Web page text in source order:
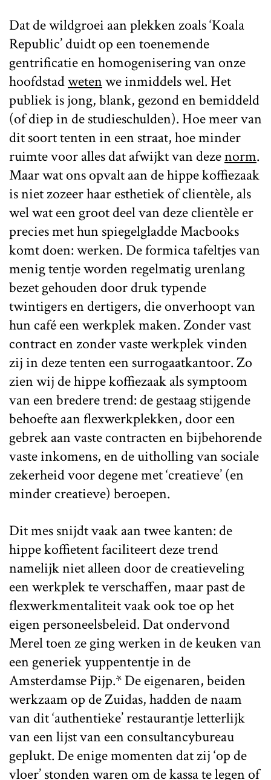
Dat de wildgroei aan plekken zoals ‘Koala
Republic’ duidt op een toenemende
gentrificatie en homogenisering van onze
hoofdstadwetenwe inmiddels wel. Het
publiek is jong, blank, gezond en bemiddeld
(of diep in de studieschulden). Hoe meer van
dit soort tenten in een straat, hoe minder
ruimte voor alles dat afwijkt van dezenorm.
Maar wat ons opvalt aan de hippe koffiezaak
is niet zozeer haar esthetiek of clientèle, als
wel wat een groot deel van deze clientèle er
precies met hun spiegelgladde Macbooks
komt doen: werken. De formica tafeltjes van
menig tentje worden regelmatig urenlang
bezet gehouden door druk typende
twintigers en dertigers, die onverhoopt van
hun café een werkplek maken. Zonder vast
contract en zonder vaste werkplek vinden
zij in deze tenten een surrogaatkantoor. Zo
zien wij de hippe koffiezaak als symptoom
van een bredere trend: de gestaag stijgende
behoefte aan flexwerkplekken, door een
gebrek aan vaste contracten en bijbehorende
vaste inkomens, en de uitholling van sociale
zekerheid voor degene met ‘creatieve’ (en
minder creatieve) beroepen.
Dit mes snijdt vaak aan twee kanten: de
hippe koffietent faciliteert deze trend
namelijk niet alleen door de creatieveling
een werkplek te verschaffen, maar past de
flexwerkmentaliteit vaak ook toe op het
eigen personeelsbeleid. Dat ondervond
Merel toen ze ging werken in de keuken van
een generiek yuppententje in de
Amsterdamse Pijp.* De eigenaren, beiden
werkzaam op de Zuidas, hadden de naam
van dit ‘authentieke’ restaurantje letterlijk
van een lijst van een consultancybureau
geplukt. De enige momenten dat zij ‘op de
vloer’ stonden waren om de kassa te legen of